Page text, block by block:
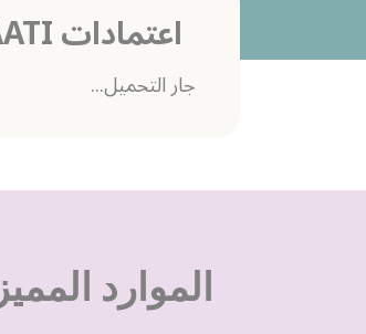
اعتمادات NAATI
جار التحميل...
الموارد